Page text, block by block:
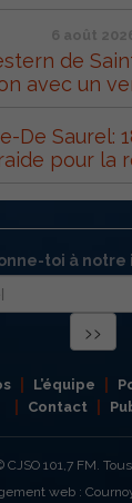
6 août
de
avec un
De Saurel:
pour la
toi à
L’équipe
Contact
CJSO 101,7 FM.
web :